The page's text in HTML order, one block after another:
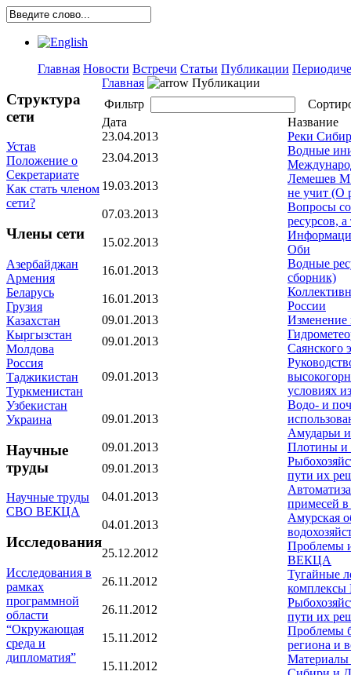
Главная Новости Встречи Статьи Публикации
Структура
сети
Устав
Положение о
Секретариате
Как стать членом
сети?
Члены сети
Азербайджан
Армения
Беларусь
Грузия
Казахстан
Кыргызстан
Молдова
Россия
Таджикистан
Туркменистан
Узбекистан
Украина
Научные
труды
Научные труды
СВО ВЕКЦА
Исследования
Исследования в
рамках
программной
области
“Окружающая
среда и
дипломатия”
Главная
Публикации
Фильтр
Дата
Название
23.04.2013
Реки
23.04.2013
Водные
19.03.2013
Лемешев
не учит (О
07.03.2013
Вопросы
ресурсов,
15.02.2013
Оби
16.01.2013
Водные
сборник)
16.01.2013
России
09.01.2013
Изменение
09.01.2013
Саянского
09.01.2013
условиях
09.01.2013
Водо- и
Амударьи
09.01.2013
Плотины и
09.01.2013
пути их
04.01.2013
примесей в
04.01.2013
Амурская
25.12.2012
Проблемы и
ВЕКЦА
26.11.2012
Тугайные
комплексы
26.11.2012
пути их
15.11.2012
Проблемы
региона и
15.11.2012
Материалы